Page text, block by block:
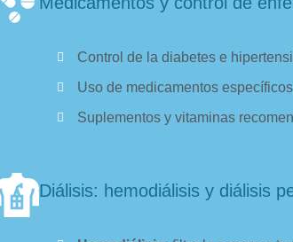
Control de la diabetes e
Uso de medicamentos
Suplementos y vitaminas
Diálisis: hemodiálisis y diálisis